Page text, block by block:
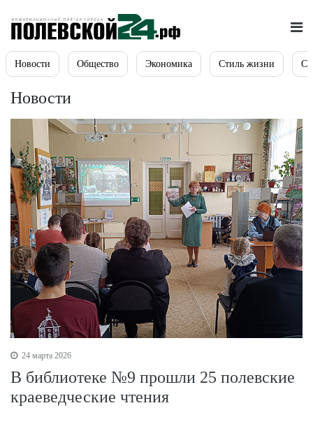
Новости Общество Экономика Стиль жизни
Новости
24 марта 2026
В библиотеке №9 прошли 25 полевские
краеведческие чтения